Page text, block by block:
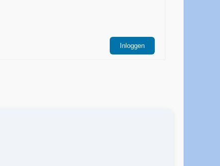
Inloggen